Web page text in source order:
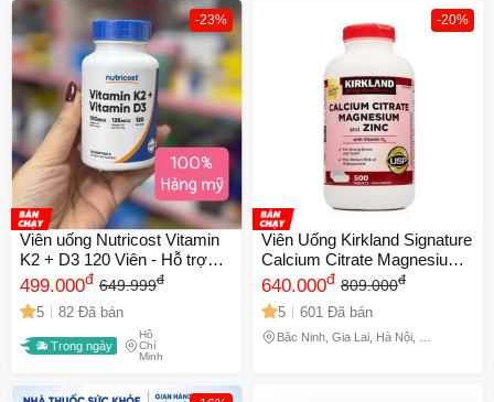
-23%
Viên uống Nutricost Vitamin
K2 + D3 120 Viên - Hỗ trợ
Hấp Thụ Canxi, Xương Chắc
Khỏe, Tăng Cường Sức Đề
Kháng
499.000đ 649.999đ
5 82 Đã bán
Trong ngày
Hồ
Chí
Minh
-20%
Viên Uống Kirkland Signature
Calcium Citrate Magnesium
và Kẽm 500mg - Bổ Sung
Canxi Cho Xương Khớp
Chắc Khỏe và Sức Khỏe
Tổng Thể
640.000đ 809.000đ
5 601 Đã bán
Bắc Ninh, Gia Lai, Hà Nội, Hồ